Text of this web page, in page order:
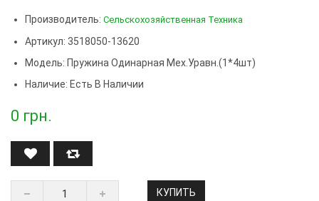
Производитель: Сельскохозяйственная Техника
Артикул: 3518050-13620
Модель: Пружина Одинарная Мех.уравн.(1*4шт)
Наличие: Есть В Наличии
0 грн.
КУПИТЬ